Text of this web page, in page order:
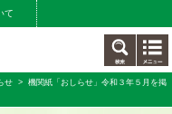
て
せ > 機関紙「おしらせ」令和３年５月を掲